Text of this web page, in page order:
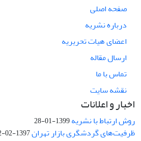
صفحه اصلی
درباره نشریه
اعضای هیات تحریریه
ارسال مقاله
تماس با ما
نقشه سایت
اخبار و اعلانات
روش ارتباط با نشریه1399-01-28
ظرفیت‌های گردشگری بازار تهران1397-02-02